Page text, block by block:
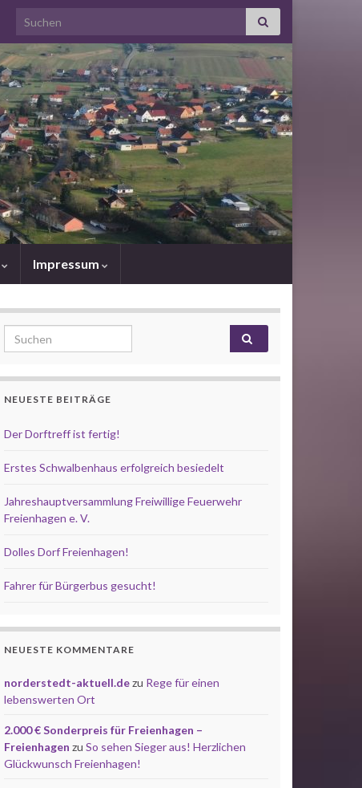
Search for:
Impressum
Search for:
NEUESTE BEITRÄGE
Der Dorftreff ist fertig!
Erstes Schwalbenhaus erfolgreich besiedelt
Jahreshauptversammlung Freiwillige Feuerwehr
Freienhagen e. V.
Dolles Dorf Freienhagen!
Fahrer für Bürgerbus gesucht!
NEUESTE KOMMENTARE
norderstedt-aktuell.dezu Rege für einen
lebenswerten Ort
2.000 € Sonderpreis für Freienhagen –
Freienhagen zu So sehen Sieger aus! Herzlichen
Glückwunsch Freienhagen!